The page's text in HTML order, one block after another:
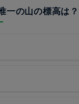
一の山の標高は？